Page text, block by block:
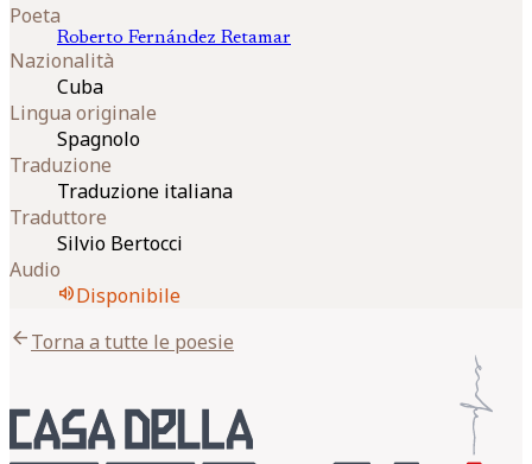
Poeta
Roberto Fernández Retamar
Nazionalità
Cuba
Lingua originale
Spagnolo
Traduzione
Traduzione italiana
Traduttore
Silvio Bertocci
Audio
volume_upDisponibile
arrow_backTorna a tutte le poesie